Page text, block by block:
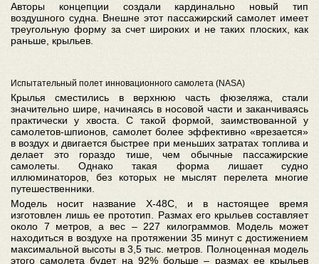
Авторы концепции создали кардинально новый тип
воздушного судна. Внешне этот пассажирский самолет имеет
треугольную форму за счет широких и не таких плоских, как
раньше, крыльев.
Испытательный полет инновационного самолета (NASA)
Крылья сместились в верхнюю часть фюзеляжа, стали
значительно шире, начинаясь в носовой части и заканчиваясь
практически у хвоста. С такой формой, заимствованной у
самолетов-шпионов, самолет более эффективно «врезается»
в воздух и двигается быстрее при меньших затратах топлива и
делает это гораздо тише, чем обычные пассажирские
самолеты. Однако такая форма лишает судно
иллюминаторов, без которых не мыслят перелета многие
путешественники.
Модель носит название X-48C, и в настоящее время
изготовлен лишь ее прототип. Размах его крыльев составляет
около 7 метров, а вес – 227 килограммов. Модель может
находиться в воздухе на протяжении 35 минут с достижением
максимальной высоты в 3,5 тыс. метров. Полноценная модель
этого самолета будет на 92% больше – размах ее крыльев